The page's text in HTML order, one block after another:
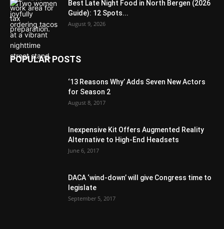
Best Late Night Food in North Bergen (2026
Guide): 12 Spots...
August 9, 2026
POPULAR POSTS
‘13 Reasons Why’ Adds Seven New Actors
for Season 2
August 8, 2017
Inexpensive Kit Offers Augmented Reality
Alternative to High-End Headsets
June 6, 2017
DACA ‘wind-down’ will give Congress time to
legislate
September 5, 2017